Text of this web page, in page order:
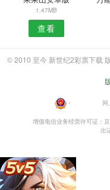
1.47MB
查看
© 2010 至今 新世纪2彩票下载
・ 网
增值电信业务经营许可证：京
出